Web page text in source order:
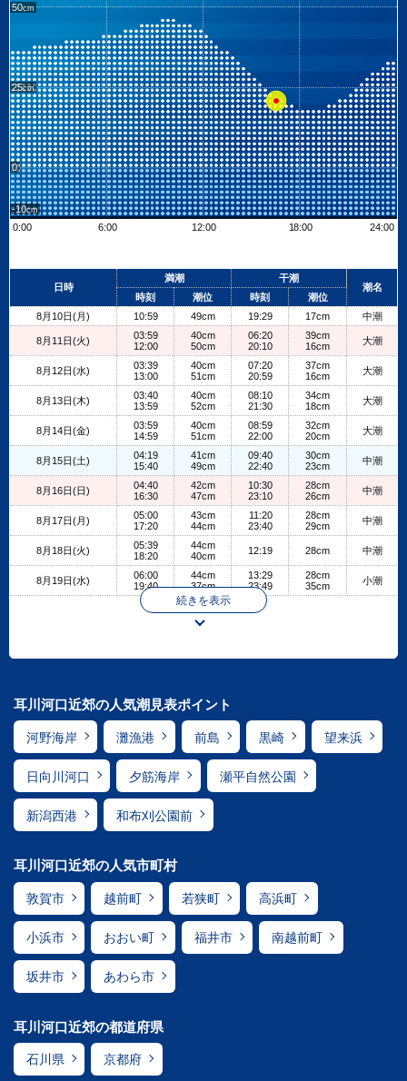
50
25
0
-10
0:00
6:00 12:00 18:00 24:00
+
日時
満潮
干潮
潮名
時刻
潮位 時刻
潮位
8月10日(月)
10:59 49cm 19:29 17cm 中潮
8月11日(火)
03:59
12:00
40cm
50cm
06:20
20:10
39cm
16cm
大潮
8月12日(水)
03:39
13:00
40cm
51cm
07:20
20:59
37cm
16cm
大潮
8月13日(木)
03:40
13:59
40cm
52cm
08:10
21:30
34cm
18cm
大潮
8月14日(金)
03:59
14:59
40cm
51cm
08:59
22:00
32cm
20cm
大潮
8月15日(土)
04:19
15:40
41cm
49cm
09:40
22:40
30cm
23cm
中潮
8月16日(日)
04:40
16:30
42cm
47cm
10:30
23:10
28cm
26cm
中潮
8月17日(月)
05:00
17:20
43cm
44cm
11:20
23:40
28cm
29cm
中潮
8月18日(火)
05:39
18:20
44cm
40cm
12:19 28cm 中潮
8月19日(水)
06:00
19:40
44cm
37cm
13:29
23:49
28cm
35cm
小潮
続きを表示
耳川河口近郊の人気潮見表ポイント
河野海岸 灘漁港 前島 黒崎 望来浜
日向川河口 夕筋海岸 瀬平自然公園
新潟西港 和布刈公園前
耳川河口近郊の人気市町村
敦賀市 越前町 若狭町 高浜町
小浜市 おおい町 福井市 南越前町
坂井市 あわら市
耳川河口近郊の都道府県
石川県 京都府